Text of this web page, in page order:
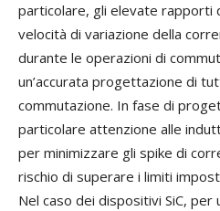
particolare, gli elevate
velocità di variazione della
durante le operazioni di
un’accurata progettazione di
commutazione. In fase di
particolare attenzione alle
per minimizzare gli spike di
rischio di superare i limiti
Nel caso dei dispositivi SiC, per